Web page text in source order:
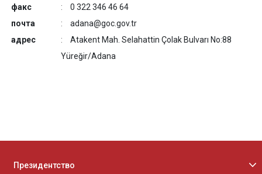
факс
0 322 346 46 64
почта
adana@goc.gov.tr
адрес
Atakent Mah. Selahattin Çolak Bulvarı No:88
Yüreğir/Adana
Президентство